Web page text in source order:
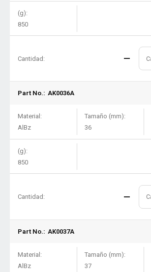
(g):
850
Cantidad:
Part No.: AK0036A
Material:
AlBz
Tamaño (mm):
36
(g):
850
Cantidad:
Part No.: AK0037A
Material:
AlBz
Tamaño (mm):
37